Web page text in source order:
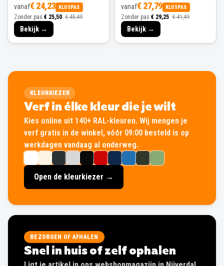
vanaf€ 24,23 KLUSPAS
Zonder pas € 25,50 € 45,49
Bekijk →
vanaf€ 27,79 KLUSPAS
Zonder pas € 29,25 € 41,49
Bekijk →
KLEURKIEZER
Verf in élke kleur die je wilt
Kies online uit 140+ RAL-kleuren. Wij mengen je
verf gratis in de winkel, vóór 09:00 besteld is op
werkdagen vandaag al onderweg.
Open de kleurkiezer →
BEZORGEN OF AFHALEN
Snel in huis of zelf ophalen